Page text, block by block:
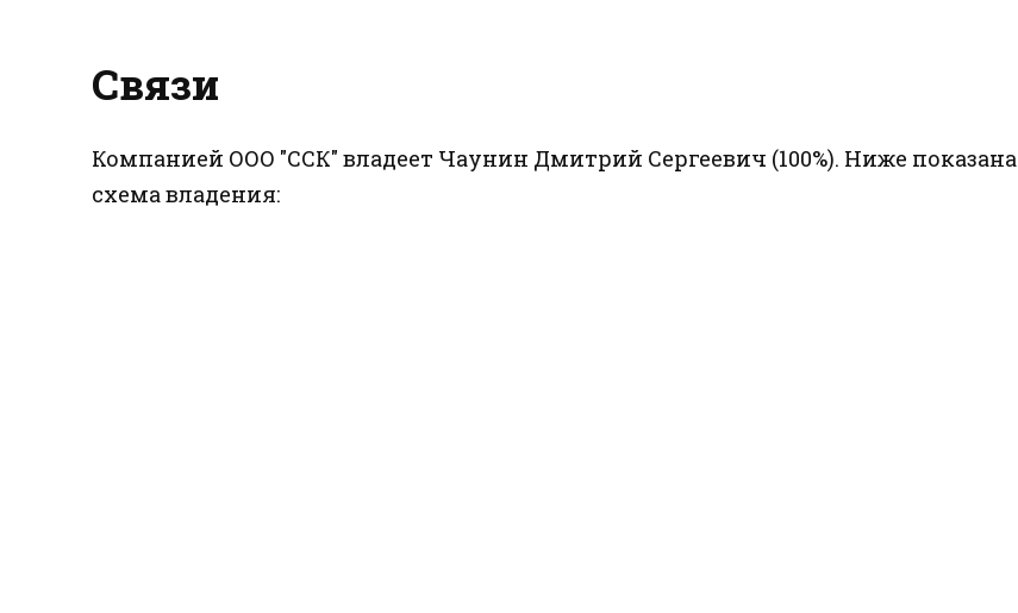
Связи
Компанией ООО "ССК" владеет Чаунин Дмитрий Сергеевич (100%). Ниже показана
схема владения: